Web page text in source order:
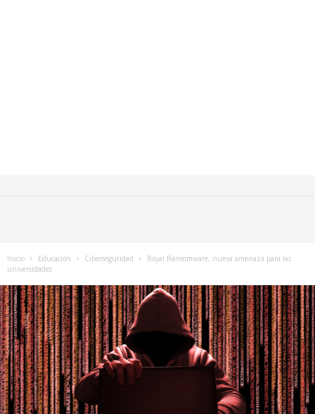
Inicio Educación Ciberseguridad
Royal Ransomware, nueva amenaza para las
universidades